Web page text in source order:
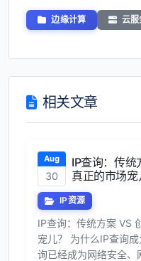
边缘计算 云服
相关文章
Aug
30
IP查询：传统
真正的市场宠
IP资源
IP查询：传统方案 VS
宠儿？ 为什么IP查询
询已经成为网络安全、